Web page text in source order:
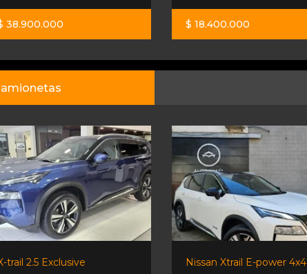
38.900.000 $ 18.400.000
trail 2.5 Exclusive Nissan Xtrail E-power 4x4